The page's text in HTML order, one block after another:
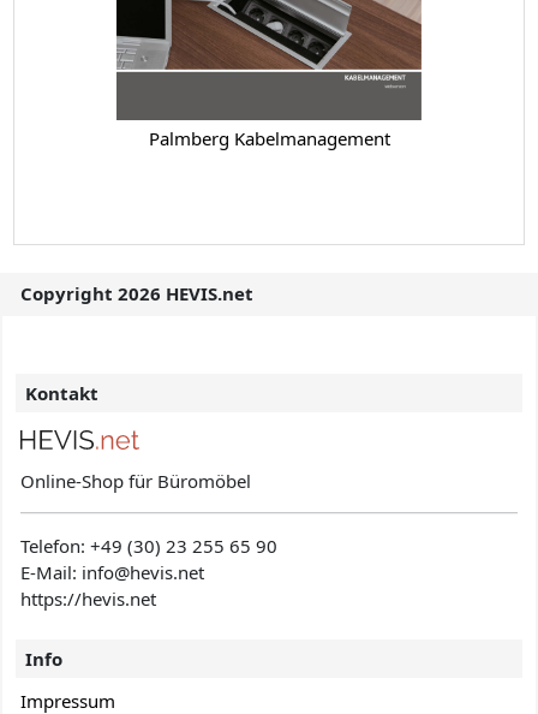
Palmberg Kabelmanagement
Copyright 2026 HEVIS.net
Kontakt
Online-Shop für Büromöbel
Telefon:+49 (30) 23 255 65 90
E-Mail: info@hevis.net
https://hevis.net
Info
Impressum